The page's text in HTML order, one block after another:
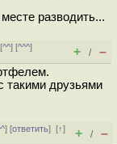
разводить...
^^] [^^^]
+ / –
такими друзьями
] [ответить][↑]
+ / –